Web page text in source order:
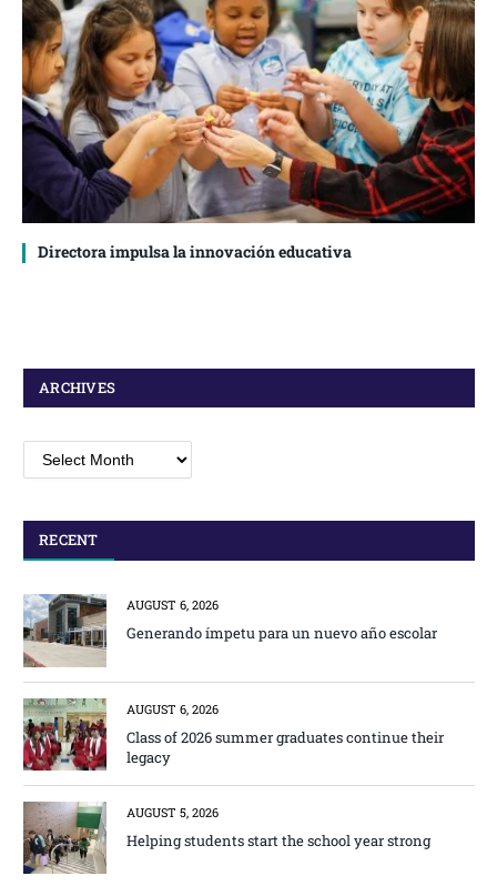
Directora impulsa la innovación educativa
ARCHIVES
Archives
RECENT
AUGUST 6, 2026
Generando ímpetu para un nuevo año escolar
AUGUST 6, 2026
Class of 2026 summer graduates continue their
legacy
AUGUST 5, 2026
Helping students start the school year strong